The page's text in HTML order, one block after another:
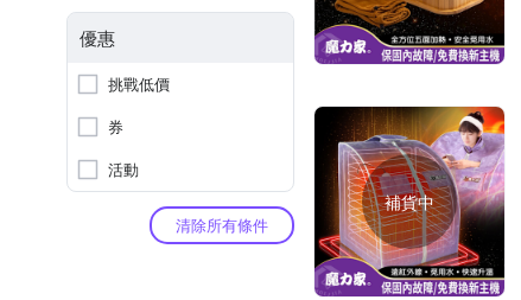
優惠
挑戰低價
券
活動
清除所有條件
補貨中